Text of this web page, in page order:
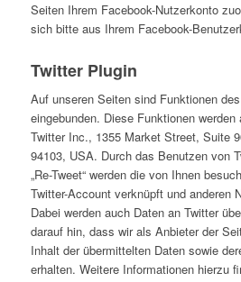
Seiten Ihrem Facebook-Nutzerkonto
sich bitte aus Ihrem Facebook-
Twitter Plugin
Auf unseren Seiten sind Funktionen
eingebunden. Diese Funktionen werden
Twitter Inc., 1355 Market Street, Suite
94103, USA. Durch das Benutzen von
„Re-Tweet“ werden die von Ihnen
Twitter-Account verknüpft und anderen
Dabei werden auch Daten an Twitter
darauf hin, dass wir als Anbieter der
Inhalt der übermittelten Daten sowie
erhalten. Weitere Informationen hierzu